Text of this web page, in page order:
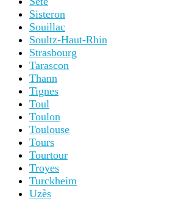
Sisteron
Souillac
Soultz-Haut-Rhin
Strasbourg
Tarascon
Thann
Tignes
Toul
Toulon
Toulouse
Tours
Tourtour
Troyes
Turckheim
Uzès